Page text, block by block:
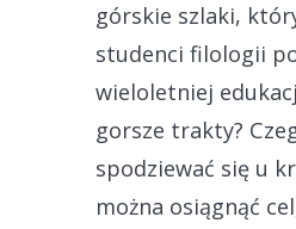
górskie szlaki,
studenci filologii
wieloletniej
gorsze trakty?
spodziewać się u
można osiągnąć